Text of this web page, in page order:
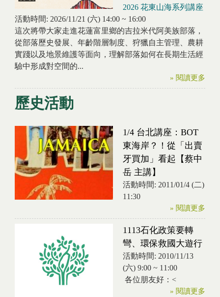
2026 花東山海系列講座
活動時間: 2026/11/21 (六) 14:00 ~ 16:00
這次將帶大家走進花蓮富里鄉的吉拉米代阿美族部落，
從部落歷史發展、年齡階層制度、狩獵自主管理、農耕
實踐以及地景維護等面向，理解部落如何在長期生活經
驗中形成對空間的...
» 閱讀更多
歷史活動
1/4 台北講座：BOT
東海岸？！從「出賣
牙買加」看起【蔡中
岳 主講】
活動時間: 2011/01/4 (二)
11:30
» 閱讀更多
1113石化政策要轉
彎、環保救國大遊行
活動時間: 2010/11/13
(六) 9:00 ~ 11:00
各位朋友好：<
» 閱讀更多